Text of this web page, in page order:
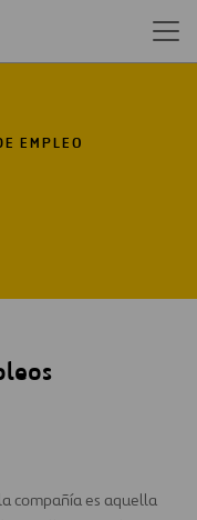
EMPLEO
compañía es aquella